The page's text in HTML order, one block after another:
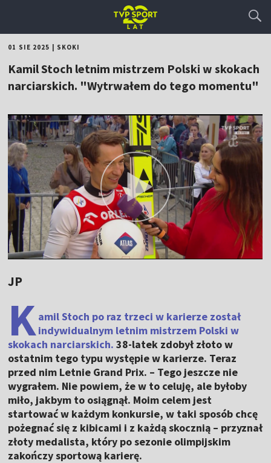
01 SIE 2025 SKOKI
Kamil Stoch letnim mistrzem Polski w skokach
narciarskich. "Wytrwałem do tego momentu"
JP
Kamil Stoch po raz trzeci w karierze został
indywidualnym letnim mistrzem Polski w
skokach narciarskich. 38-latek zdobył złoto w
ostatnim tego typu występie w karierze. Teraz
przed nim Letnie Grand Prix. – Tego jeszcze nie
wygrałem. Nie powiem, że w to celuję, ale byłoby
miło, jakbym to osiągnął. Moim celem jest
startować w każdym konkursie, w taki sposób chcę
pożegnać się z kibicami i z każdą skocznią – przyznał
złoty medalista, który po sezonie olimpijskim
zakończy sportową karierę.